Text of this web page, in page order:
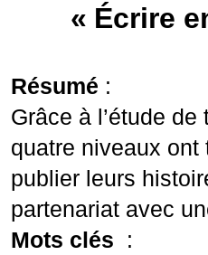
« Écrire
Résumé :
Grâce à l’étude
quatre niveaux ont
publier leurs
partenariat avec
Mots clés
: